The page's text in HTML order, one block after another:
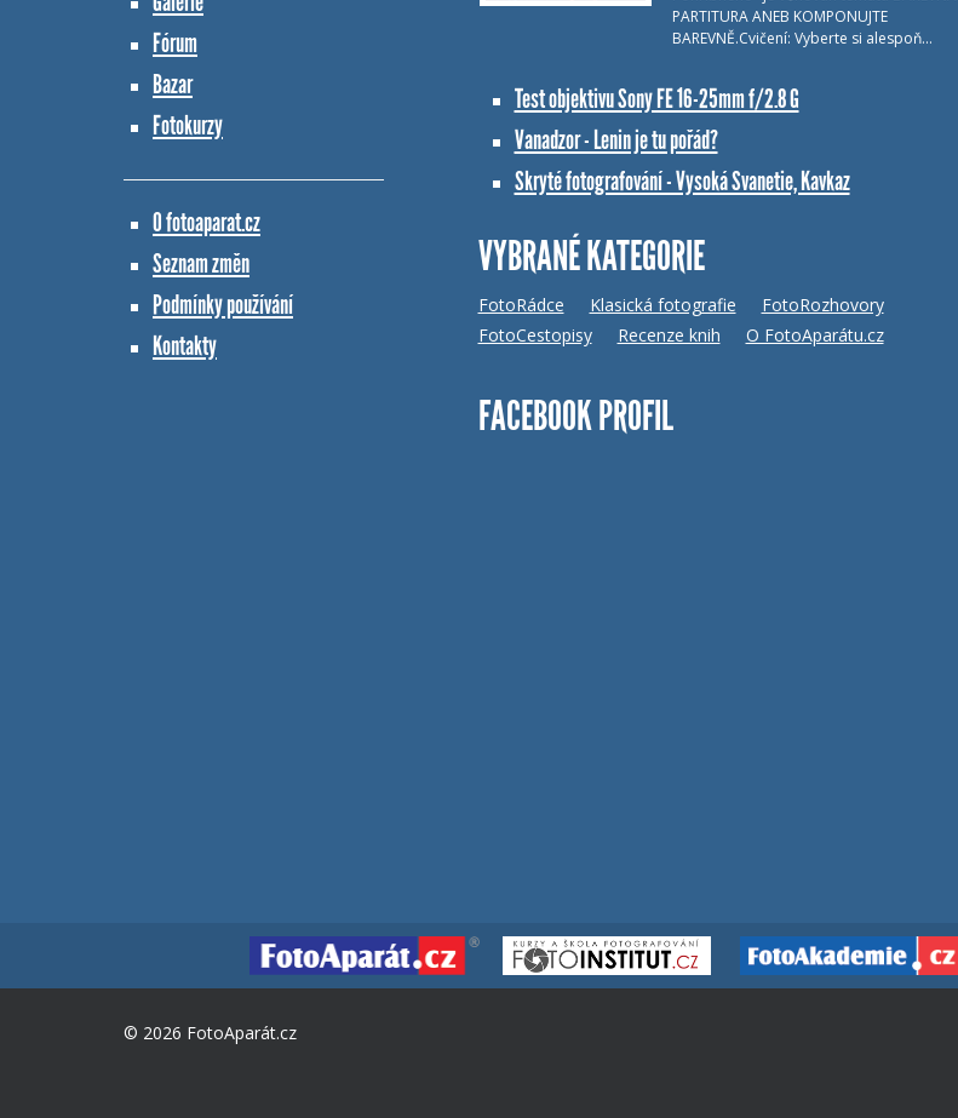
Fórum
Bazar
Fotokurzy
O fotoaparat.cz
Seznam změn
Podmínky používání
Kontakty
PARTITURA ANEB KOMPONUJTE
BAREVNĚ.Cvičení: Vyberte si alespoň…
Test objektivu Sony FE 16-25mm f/2.8 G
Vanadzor - Lenin je tu pořád?
Skryté fotografování - Vysoká Svanetie, Kavkaz
VYBRANÉ KATEGORIE
FotoRádce Klasická fotografie
FotoRozhovory
FotoCestopisy
Recenze knih O FotoAparátu.cz
FACEBOOK PROFIL
© 2026 FotoAparát.cz